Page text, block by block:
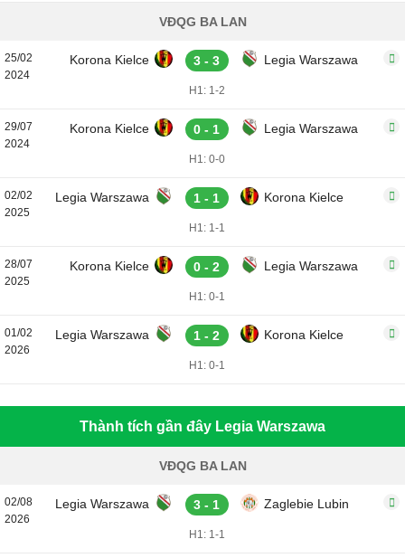
VĐQG BA LAN
25/02
2024
Korona Kielce 3 - 3 Legia Warszawa
H1: 1-2
29/07
2024
Korona Kielce 0 - 1 Legia Warszawa
H1: 0-0
02/02
2025
Legia Warszawa 1 - 1 Korona Kielce
H1: 1-1
28/07
2025
Korona Kielce 0 - 2 Legia Warszawa
H1: 0-1
01/02
2026
Legia Warszawa 1 - 2 Korona Kielce
H1: 0-1
Thành tích gần đây Legia Warszawa
VĐQG BA LAN
02/08
2026
Legia Warszawa 3 - 1 Zaglebie Lubin
H1: 1-1